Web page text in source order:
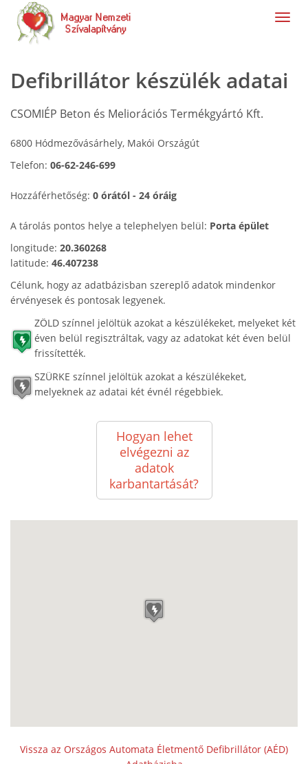
Defibrillátor készülék adatai
CSOMIÉP Beton és Meliorációs Termékgyártó Kft.
6800 Hódmezővásárhely, Makói Országút
Telefon: 06-62-246-699
Hozzáférhetőség: 0 órától - 24 óráig
A tárolás pontos helye a telephelyen belül: Porta épület
longitude: 20.360268
latitude: 46.407238
Célunk, hogy az adatbázisban szereplő adatok mindenkor
érvényesek és pontosak legyenek.
ZÖLD színnel jelöltük azokat a készülékeket, melyeket két
éven belül regisztráltak, vagy az adatokat két éven belül
frissítették.
SZÜRKE színnel jelöltük azokat a készülékeket,
melyeknek az adatai két évnél régebbiek.
Hogyan lehet
elvégezni az
adatok
karbantartását?
Vissza az Országos Automata Életmentő Defibrillátor (AÉD)